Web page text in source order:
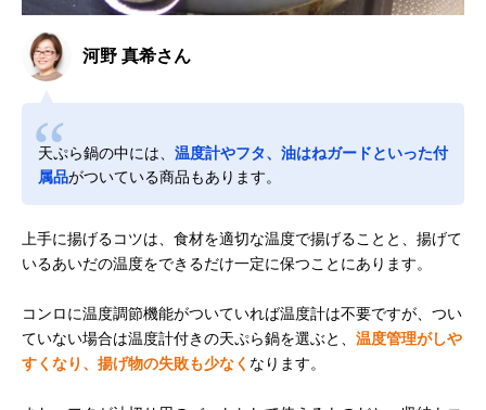
河野 真希さん
天ぷら鍋の中には、 温度計やフタ、油はねガードといった付
属品がついている商品もあります。
上手に揚げるコツは、食材を適切な温度で揚げることと、揚げて
いるあいだの温度をできるだけ一定に保つことにあります。
コンロに温度調節機能がついていれば温度計は不要ですが、つい
ていない場合は温度計付きの天ぷら鍋を選ぶと、 温度管理がしや
すくなり、揚げ物の失敗も少なく なります。